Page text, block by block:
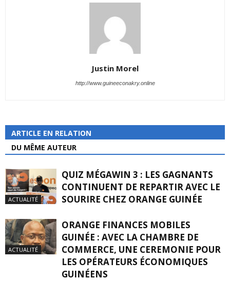
Justin Morel
http://www.guineeconakry.online
ARTICLE EN RELATION
DU MÊME AUTEUR
ACTUALITÉ
QUIZ MÉGAWIN 3 : LES GAGNANTS
CONTINUENT DE REPARTIR AVEC LE
SOURIRE CHEZ ORANGE GUINÉE
ACTUALITÉ
ORANGE FINANCES MOBILES
GUINÉE : AVEC LA CHAMBRE DE
COMMERCE, UNE CEREMONIE POUR
LES OPÉRATEURS ÉCONOMIQUES
GUINÉENS